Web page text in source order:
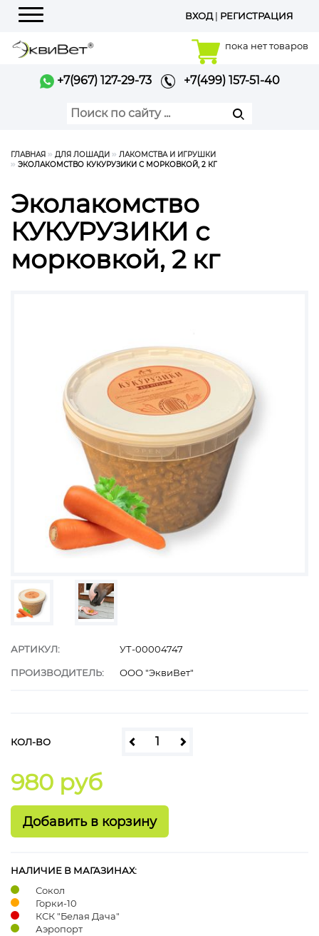
Меню
ВХОД| РЕГИСТРАЦИЯ
пока нет товаров
+7(967) 127-29-73 +7(499) 157-51-40
ГЛАВНАЯ ДЛЯ ЛОШАДИ
ЛАКОМСТВА И ИГРУШКИ
ЭКОЛАКОМСТВО КУКУРУЗИКИ С МОРКОВКОЙ, 2 КГ
Эколакомство
КУКУРУЗИКИ с
морковкой, 2 кг
АРТИКУЛ: УТ-00004747
ПРОИЗВОДИТЕЛЬ: ООО "ЭквиВет"
КОЛ-ВО
980 руб
НАЛИЧИЕ В МАГАЗИНАХ:
Сокол
Горки-10
КСК "Белая Дача"
Аэропорт